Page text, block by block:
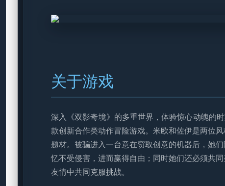
关于游戏
深入《双影奇境》的多重世界，体验惊心动魄的
款创新合作类动作冒险游戏。米欧和佐伊是两位
题材。被骗进入一台意在窃取创意的机器后，她
忆不受侵害，进而赢得自由；同时她们还必须共
友情中共同克服挑战。